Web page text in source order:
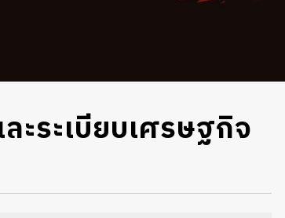
ะระเบียบเศรษฐกิจ